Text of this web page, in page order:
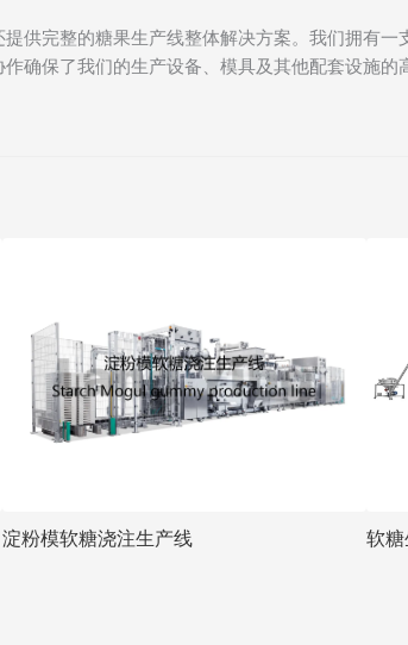
供完整的糖果生产线整体解决方案。我们拥有
确保了我们的生产设备、模具及其他配套设施
淀粉模软糖浇注生产线 软